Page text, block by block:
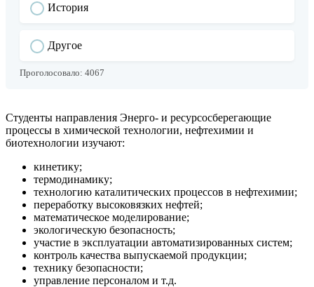
История
Другое
Проголосовало: 4067
Студенты направления Энерго- и ресурсосберегающие
процессы в химической технологии, нефтехимии и
биотехнологии изучают:
кинетику;
термодинамику;
технологию каталитических процессов в нефтехимии;
переработку высоковязких нефтей;
математическое моделирование;
экологическую безопасность;
участие в эксплуатации автоматизированных систем;
контроль качества выпускаемой продукции;
технику безопасности;
управление персоналом и т.д.